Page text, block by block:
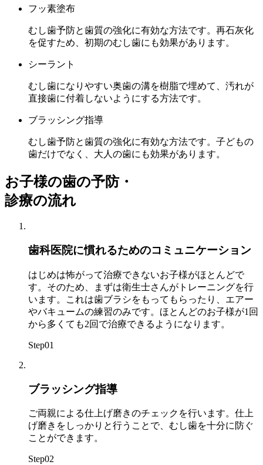
フッ素塗布
むし歯予防と歯質の強化に有効な方法です。再石灰化
を促すため、初期のむし歯にも効果があります。
シーラント
むし歯になりやすい奥歯の溝を樹脂で埋めて、汚れが
直接歯に付着しないようにする方法です。
ブラッシング指導
むし歯予防と歯質の強化に有効な方法です。子どもの
歯だけでなく、大人の歯にも効果があります。
お子様の歯の予防・
診療の流れ
歯科医院に慣れるためのコミュニケーション
はじめは怖がって治療できないお子様がほとんどで
す。そのため、まずは衛生士さんがトレーニングを行
います。これは歯ブラシをもってもらったり、エアー
やバキュームの練習のみです。ほとんどのお子様が1回
から多くても2回で治療できるようになります。
Step01
ブラッシング指導
ご両親による仕上げ磨きのチェックを行います。仕上
げ磨きをしっかりと行うことで、むし歯を十分に防ぐ
ことができます。
Step02